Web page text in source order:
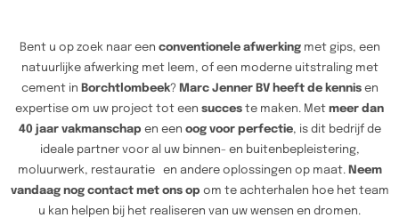
Bent u op zoek naar een conventionele afwerkingmet gips, een
natuurlijke afwerking met leem, of een moderne uitstraling met
cement in Borchtlombeek? Marc Jenner BV heeft de kennisen
expertise om uw project tot een succes te maken. Met meer dan
40 jaar vakmanschap en een oog voor perfectie, is dit bedrijf de
ideale partner voor al uw binnen- en buitenbepleistering,
moluurwerk, restauratie en andere oplossingen op maat. Neem
vandaag nog contact met ons op om te achterhalen hoe het team
u kan helpen bij het realiseren van uw wensen en dromen.